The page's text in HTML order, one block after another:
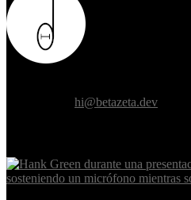
hi@betazeta.dev